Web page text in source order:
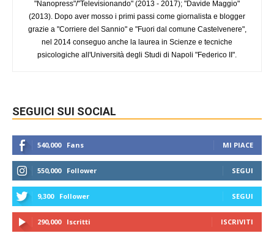
"Nanopress"/"Televisionando" (2013 - 2017); "Davide Maggio"
(2013). Dopo aver mosso i primi passi come giornalista e blogger
grazie a "Corriere del Sannio" e "Fuori dal comune Castelvenere",
nel 2014 conseguo anche la laurea in Scienze e tecniche
psicologiche all'Università degli Studi di Napoli "Federico II".
SEGUICI SUI SOCIAL
540,000 Fans MI PIACE
550,000 Follower SEGUI
9,300 Follower SEGUI
290,000 Iscritti ISCRIVITI